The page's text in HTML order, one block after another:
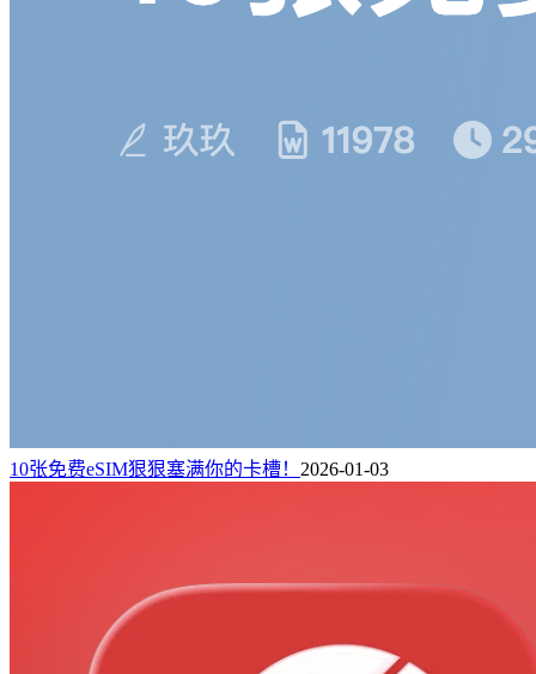
10张免费eSIM狠狠塞满你的卡槽！ 2026-01-03